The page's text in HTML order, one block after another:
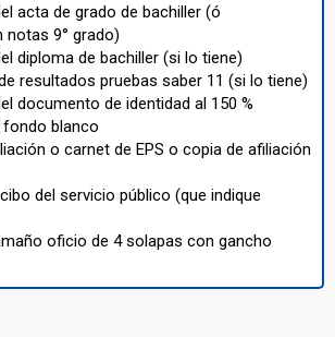
acta de grado de bachiller (ó
notas 9° grado)
diploma de bachiller (si lo tiene)
resultados pruebas saber 11 (si lo tiene)
documento de identidad al 150 %
blanco
o carnet de EPS o copia de afiliación
del servicio público (que indique
oficio de 4 solapas con gancho